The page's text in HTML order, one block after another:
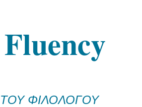
ΦΙΛΟΛΟΓΟΥ